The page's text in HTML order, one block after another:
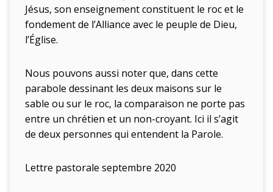
Jésus, son enseignement constituent le roc et le
fondement de l’Alliance avec le peuple de Dieu,
l’Église.
Nous pouvons aussi noter que, dans cette
parabole dessinant les deux maisons sur le
sable ou sur le roc, la comparaison ne porte pas
entre un chrétien et un non-croyant. Ici il s’agit
de deux personnes qui entendent la Parole.
Lettre pastorale septembre 2020